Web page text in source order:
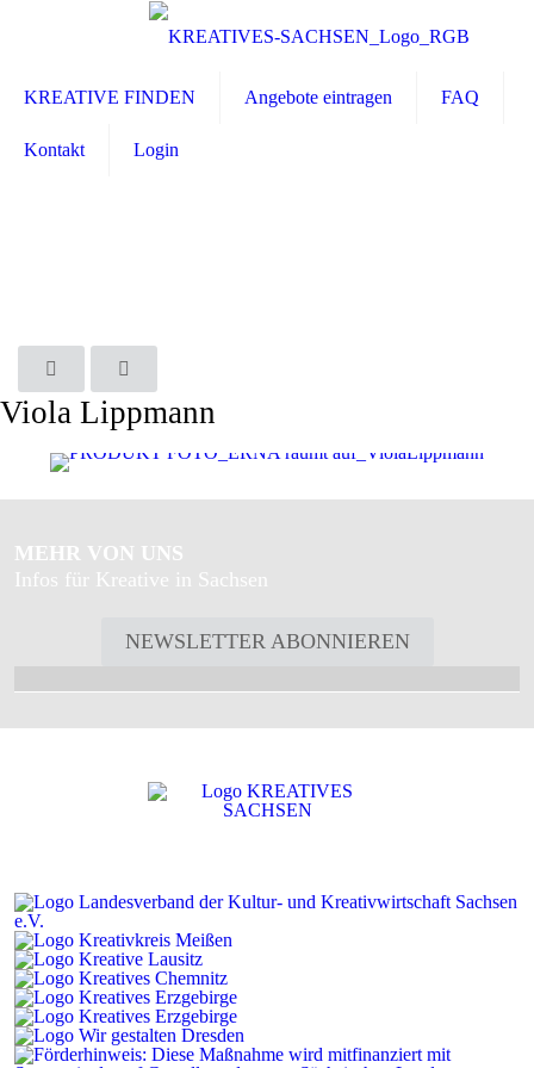
KREATIVE FINDEN Angebote eintragen FAQ
Kontakt Login
Viola Lippmann
MEHR VON UNS
Infos für Kreative in Sachsen
NEWSLETTER ABONNIEREN